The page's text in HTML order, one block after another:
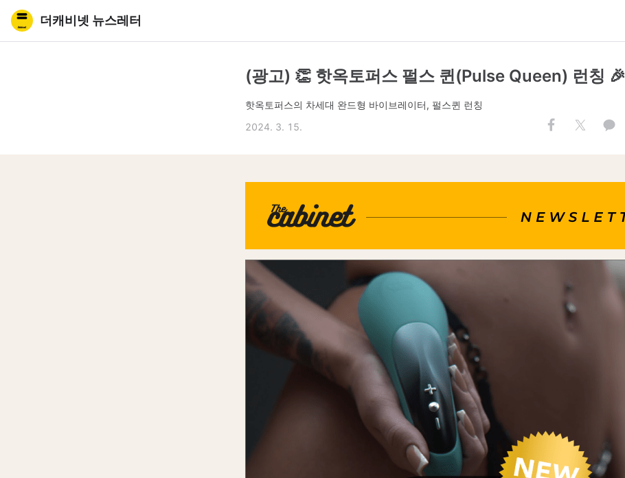
더캐비넷 뉴스레터
(광고) 👏 핫옥토퍼스 펄스 퀸(Pulse Queen) 런칭 🎉
핫옥토퍼스의 차세대 완드형 바이브레이터, 펄스퀸 런칭
2024. 3. 15.